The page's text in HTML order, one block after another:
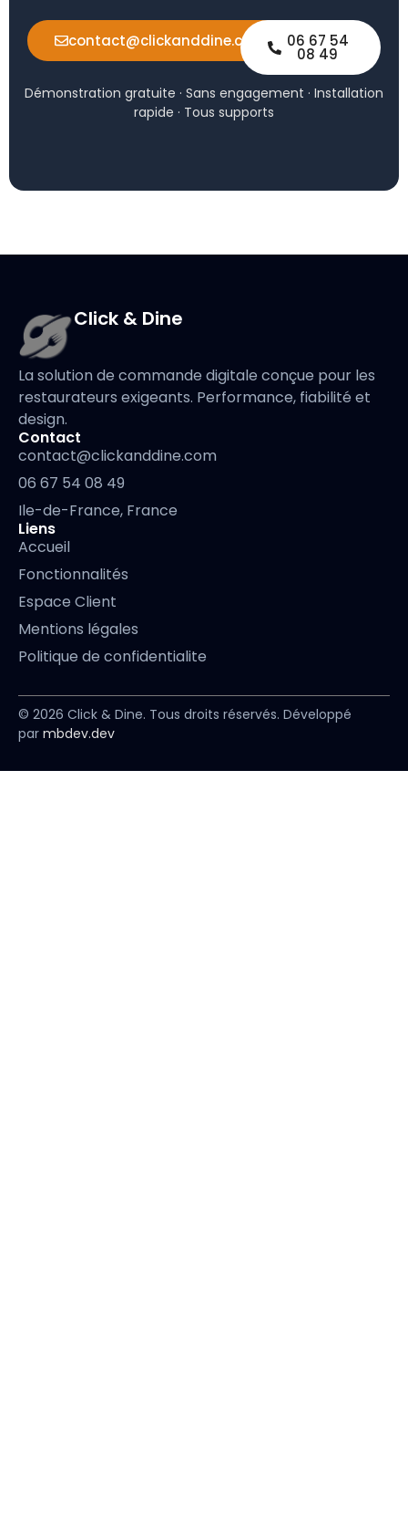
contact@clickanddine.com 06 67 54
08 49
Démonstration gratuite · Sans engagement · Installation
rapide · Tous supports
Click & Dine
La solution de commande digitale conçue pour les
restaurateurs exigeants. Performance, fiabilité et
design.
Contact
contact@clickanddine.com
06 67 54 08 49
Ile-de-France, France
Liens
Accueil
Fonctionnalités
Espace Client
Mentions légales
Politique de confidentialite
© 2026 Click & Dine. Tous droits réservés. Développé
par mbdev.dev